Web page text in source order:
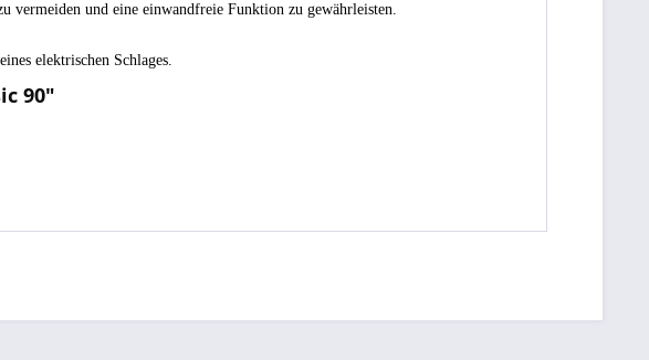
vermeiden und eine einwandfreie Funktion zu gewährleisten.
elektrischen Schlages.
90"